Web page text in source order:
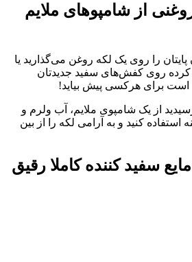
از شامپوهای ملایم
را روی یک لکه روغن می‌گذارید یا
روی کفش‌های سفید جدیدتان
است برای هرکسی پیش بیاید!
از یک شامپوی ملایم، آب ولرم و
کنید و به آرامی لکه را از بین
سفید کننده کاملا رقیق